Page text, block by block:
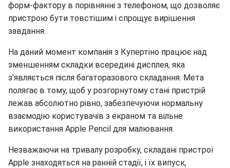
форм-фактору в порівнянні з телефоном, що дозволяє
пристрою бути товстішим і спрощує вирішення
завдання.
На даний момент компанія з Купертіно працює над
зменшенням складки всередині дисплея, яка
з'являється після багаторазового складання. Мета
полягає в тому, щоб у розгорнутому стані пристрій
лежав абсолютно рівно, забезпечуючи нормальну
взаємодію користувачів з екраном та вільне
використання Apple Pencil для малювання.
Незважаючи на тривалу розробку, складані пристрої
Apple знаходяться на ранній стадії, і їх випуск,